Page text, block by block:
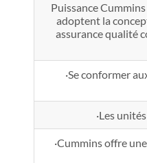
Puissance
adoptent la
assurance qualité
·Se conformer
·Les
·Cummins offre